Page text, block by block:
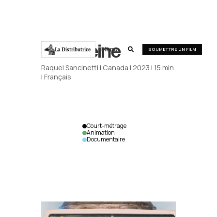
La Distributrice Menu  SOUMETTRE UN FILM
Madeleine
Raquel Sancinetti | Canada | 2023 | 15 min.
| Français
Court-métrage
Animation
Documentaire